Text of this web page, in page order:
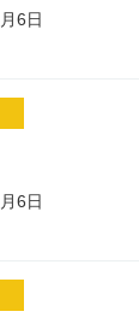
6日
6日